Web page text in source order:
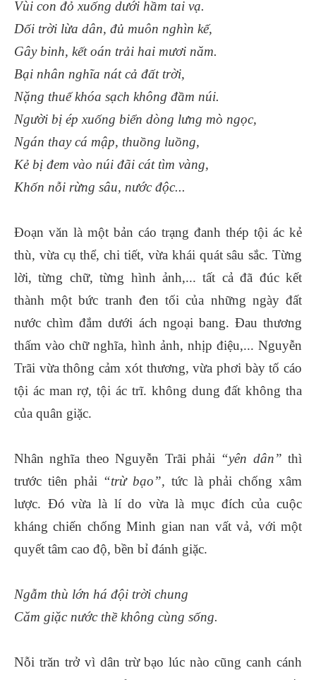
Vùi con đỏ xuống dưới hầm tai vạ.
Dối trời lừa dân, đủ muôn nghìn kế,
Gây binh, kết oán trải hai mươi năm.
Bại nhân nghĩa nát cả đất trời,
Nặng thuế khóa sạch không đầm núi.
Người bị ép xuống biển dòng lưng mò ngọc,
Ngán thay cá mập, thuồng luồng,
Kẻ bị đem vào núi đãi cát tìm vàng,
Khốn nỗi rừng sâu, nước độc...
Đoạn văn là một bản cáo trạng đanh thép tội ác kẻ
thù, vừa cụ thể, chi tiết, vừa khái quát sâu sắc. Từng
lời, từng chữ, từng hình ảnh,... tất cả đã đúc kết
thành một bức tranh đen tối của những ngày đất
nước chìm đắm dưới ách ngoại bang. Đau thương
thấm vào chữ nghĩa, hình ảnh, nhịp điệu,... Nguyễn
Trãi vừa thông cảm xót thương, vừa phơi bày tố cáo
tội ác man rợ, tội ác trĩ. không dung đất không tha
của quân giặc.
Nhân nghĩa theo Nguyễn Trãi phải “yên dân” thì
trước tiên phải “trừ bạo”, tức là phải chống xâm
lược. Đó vừa là lí do vừa là mục đích của cuộc
kháng chiến chống Minh gian nan vất vả, với một
quyết tâm cao độ, bền bỉ đánh giặc.
Ngẫm thù lớn há đội trời chung
Căm giặc nước thề không cùng sống.
Nỗi trăn trở vì dân trừ bạo lúc nào cũng canh cánh